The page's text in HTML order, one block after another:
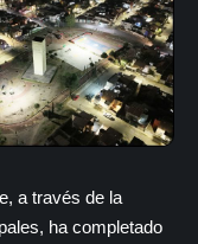
a través de la
ha completado